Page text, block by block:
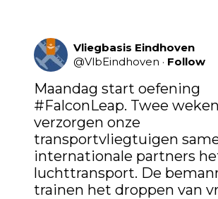
Vliegbasis Eindhoven
@VlbEindhoven · Follow
#FalconLeap. Twee
verzorgen onze
transportvliegtuigen
internationale partners
luchttransport. De
trainen het droppen van